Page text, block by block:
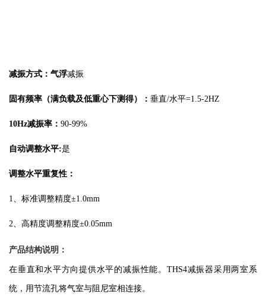
减振方式：气浮减振
固有频率 （满负载及低重心下测得） ： 垂直/水平=1.5-2HZ
10Hz减振率： 90-99%
自动调整水平:是
调整水平重复性：
1、标准调整精度±1.0mm
2、高精度调整精度±0.05mm
产品结构说明：
在垂直和水平方向提供水平的减振性能。 THS4减振器采用两室系
统，用节流孔将气室与阻尼室相连接。